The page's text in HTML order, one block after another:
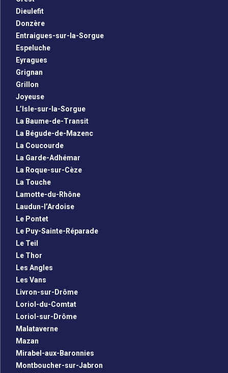
Dieulefit
Donzère
Entraigues-sur-la-Sorgue
Espeluche
Eyragues
Grignan
Grillon
Joyeuse
L’Isle-sur-la-Sorgue
La Baume-de-Transit
La Bégude-de-Mazenc
La Coucourde
La Garde-Adhémar
La Roque-sur-Cèze
La Touche
Lamotte-du-Rhône
Laudun-l’Ardoise
Le Pontet
Le Puy-Sainte-Réparade
Le Teil
Le Thor
Les Angles
Les Vans
Livron-sur-Drôme
Loriol-du-Comtat
Loriol-sur-Drôme
Malataverne
Mazan
Mirabel-aux-Baronnies
Montboucher-sur-Jabron